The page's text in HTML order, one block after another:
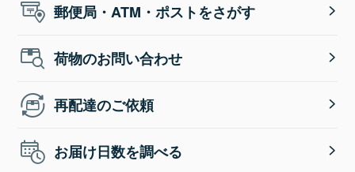
郵便局・ATM・ポストをさがす
荷物のお問い合わせ
再配達のご依頼
お届け日数を調べる